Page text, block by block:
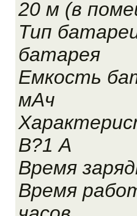
20 м (в
Тип
батарея
Емкость
мАч
В?1 А
Время
Время